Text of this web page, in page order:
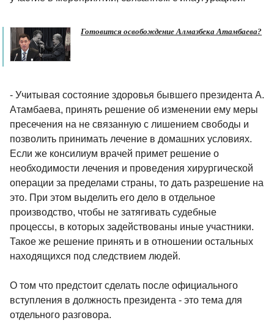
Готовится освобождение Алмазбека Атамбаева?
- Учитывая состояние здоровья бывшего президента А.
Атамбаева, принять решение об изменении ему меры
пресечения на не связанную с лишением свободы и
позволить принимать лечение в домашних условиях.
Если же консилиум врачей примет решение о
необходимости лечения и проведения хирургической
операции за пределами страны, то дать разрешение на
это. При этом выделить его дело в отдельное
производство, чтобы не затягивать судебные
процессы, в которых задействованы иные участники.
Такое же решение принять и в отношении остальных
находящихся под следствием людей.
О том что предстоит сделать после официального
вступления в должность президента - это тема для
отдельного разговора.